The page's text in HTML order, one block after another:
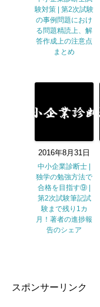
験対策 | 第2次試験
の事例問題におけ
る問題精読上、解
答作成上の注意点
まとめ
2016年8月31日
中小企業診断士 |
独学の勉強方法で
合格を目指す⑨ |
第2次試験筆記試
験まで残り1カ
月！著者の進捗報
告のシェア
スポンサーリンク